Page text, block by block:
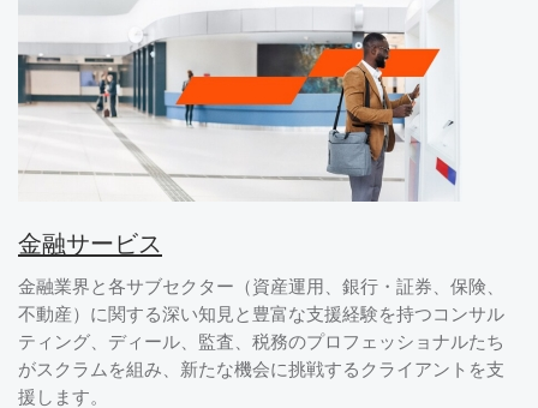
金融サービス
金融業界と各サブセクター（資産運用、銀行・証券、保険、
不動産）に関する深い知見と豊富な支援経験を持つコンサル
ティング、ディール、監査、税務のプロフェッショナルたち
がスクラムを組み、新たな機会に挑戦するクライアントを支
援します。